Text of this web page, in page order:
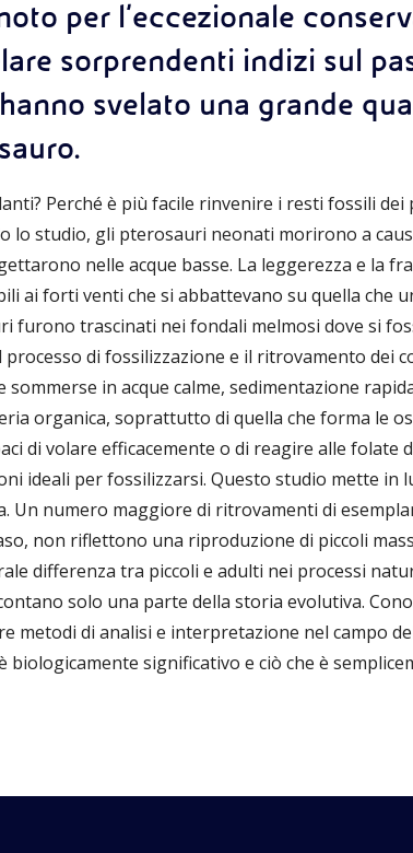
per l’eccezionale
sorprendenti indizi sul
svelato una grande
Perché è più facile rinvenire i resti fossili dei
lo studio, gli pterosauri neonati morirono a
nelle acque basse. La leggerezza e la
ai forti venti che si abbattevano su quella che
furono trascinati nei fondali melmosi dove si
di fossilizzazione e il ritrovamento dei
in acque calme, sedimentazione
organica, soprattutto di quella che forma le
di volare efficacemente o di reagire alle folate
ideali per fossilizzarsi. Questo studio mette in
Un numero maggiore di ritrovamenti di
non riflettono una riproduzione di piccoli
differenza tra piccoli e adulti nei processi
solo una parte della storia evolutiva.
metodi di analisi e interpretazione nel campo
significativo e ciò che è